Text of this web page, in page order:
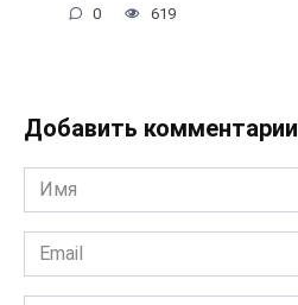
0 619
Добавить комментарии
Имя
*
Email
*